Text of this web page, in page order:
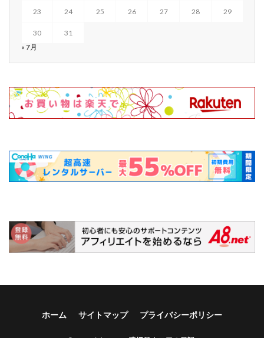
23 24 25 26 27 28 29
30
31
« 7月
ホーム サイトマップ プライバシーポリシー